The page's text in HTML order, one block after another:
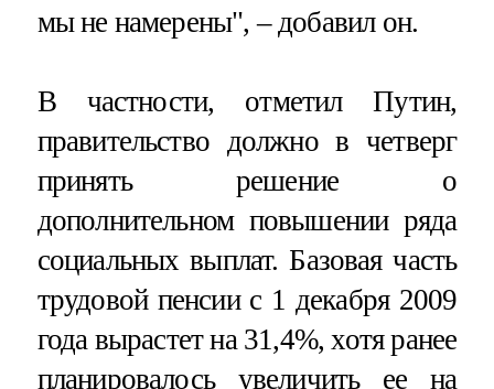
мы не намерены", – добавил он.
В частности, отметил Путин,
правительство должно в четверг
принять решение о
дополнительном повышении ряда
социальных выплат. Базовая часть
трудовой пенсии с 1 декабря 2009
года вырастет на 31,4%, хотя ранее
планировалось увеличить ее на